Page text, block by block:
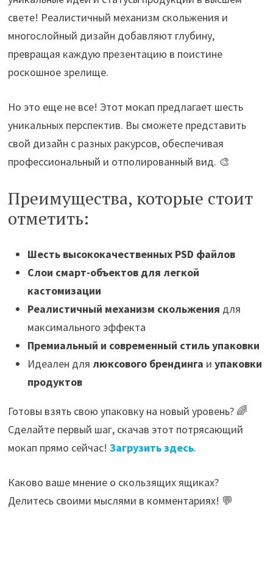
свете! Реалистичный механизм скольжения и
многослойный дизайн добавляют глубину,
превращая каждую презентацию в поистине
роскошное зрелище.
Но это еще не все! Этот мокап предлагает шесть
уникальных перспектив. Вы сможете представить
свой дизайн с разных ракурсов, обеспечивая
профессиональный и отполированный вид. 🎨
Преимущества, которые стоит
отметить:
Шесть высококачественных PSD файлов
Слои смарт-объектов для легкой
кастомизации
Реалистичный механизм скольжения для
максимального эффекта
Премиальный и современный стиль упаковки
Идеален длялюксового брендинга иупаковки
продуктов
Готовы взять свою упаковку на новый уровень? 🌈
Сделайте первый шаг, скачав этот потрясающий
мокап прямо сейчас!Загрузить здесь.
Каково ваше мнение о скользящих ящиках?
Делитесь своими мыслями в комментариях! 💬